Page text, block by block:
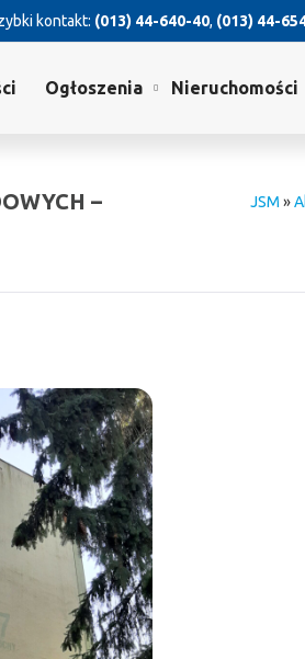
kontakt: (013) 44-640-40, (013) 44-
Ogłoszenia Nieruchomości
–
JSM »